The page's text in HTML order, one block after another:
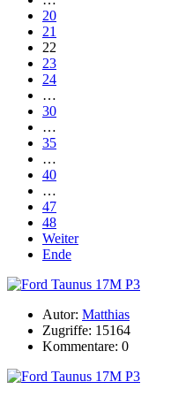
20
21
22
23
24
…
30
…
35
…
40
…
47
48
Weiter
Ende
Autor: Matthias
Zugriffe: 15164
Kommentare: 0